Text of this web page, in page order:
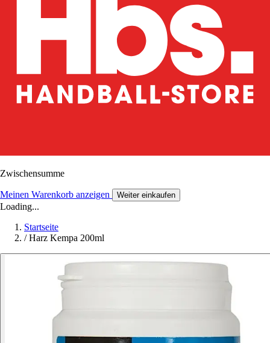
Zwischensumme
Meinen Warenkorb anzeigen Weiter einkaufen
Loading...
Startseite
/ Harz Kempa 200ml